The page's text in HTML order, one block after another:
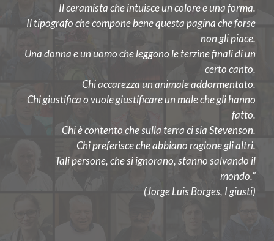
Il ceramista che intuisce un colore e una forma.
Il tipografo che compone bene questa pagina che forse
non gli piace.
Una donna e un uomo che leggono le terzine finali di un
certo canto.
Chi accarezza un animale addormentato.
Chi giustifica o vuole giustificare un male che gli hanno
fatto.
Chi è contento che sulla terra ci sia Stevenson.
Chi preferisce che abbiano ragione gli altri.
Tali persone, che si ignorano, stanno salvando il
mondo.”
(Jorge Luis Borges, I giusti)